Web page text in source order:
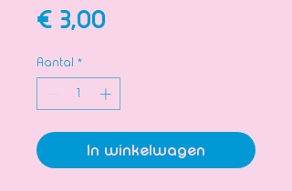
€ 3,00
Aantal *
In winkelwagen